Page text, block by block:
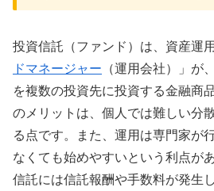
投資信託（ファンド）は、資産運
ドマネージャー （運用会社）」が
を複数の投資先に投資する金融商
のメリットは、個人では難しい分
る点です。また、運用は専門家が
なくても始めやすいという利点が
信託には信託報酬や手数料が発生